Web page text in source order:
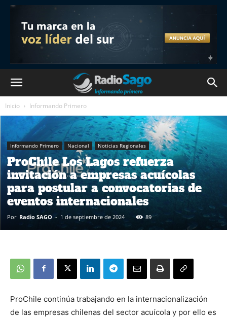
Inicio Informando Primero
Informando Primero Nacional Noticias Regionales
ProChile Los Lagos refuerza
invitación a empresas acuícolas
para postular a convocatorias de
eventos internacionales
Por Radio SAGO - 1 de septiembre de 2024 89
ProChile continúa trabajando en la internacionalización
de las empresas chilenas del sector acuícola y por ello es